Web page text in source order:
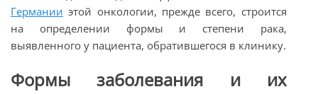
Германии этой онкологии, прежде всего, строится
на определении формы и степени рака,
выявленного у пациента, обратившегося в клинику.
Формы заболевания и их